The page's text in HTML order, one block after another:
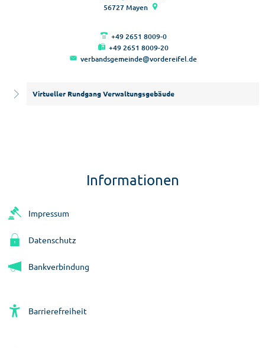
56727 Mayen
+49 2651 8009-0
+49 2651 8009-20
verbandsgemeinde@vordereifel.de
Virtueller Rundgang Verwaltungsgebäude
Informationen
Impressum
Datenschutz
Bankverbindung
Barrierefreiheit